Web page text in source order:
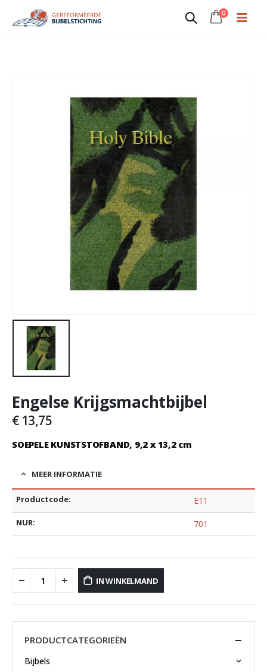
0
Engelse Krijgsmachtbijbel
€ 13,75
SOEPELE KUNSTSTOFBAND, 9,2 x 13,2 cm
MEER INFORMATIE
Productcode: E11
NUR: 701
IN WINKELMAND
PRODUCTCATEGORIEËN
Bijbels